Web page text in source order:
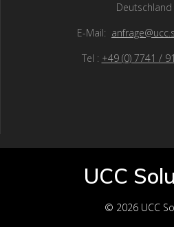
Deutschland
E-Mail:
Tel : +49 (0) 7741 /
UCC
© 2026 UCC